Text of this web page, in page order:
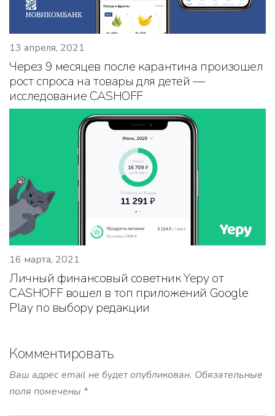
13 апреля, 2021
Через 9 месяцев после карантина произошел
рост спроса на товары для детей —
исследование CASHOFF
16 марта, 2021
Личный финансовый советник Yepy от
CASHOFF вошел в топ приложений Google
Play по выбору редакции
Комментировать
Ваш адрес email не будет опубликован. Обязательные
поля помечены *